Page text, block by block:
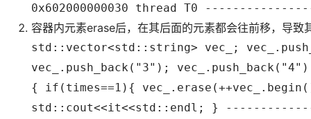
0x602000000030 thread T0
容器内元素erase后，在其后面的元素都会往前移，导致
std::vector<std::string> vec_;
vec_.push_back("3");
{ if(times==1){
std::cout<<it<<std::endl; }